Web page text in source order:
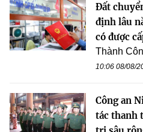
Đất
định lâu
có được
Thành
10:06 08/08/
Công an
tác thanh